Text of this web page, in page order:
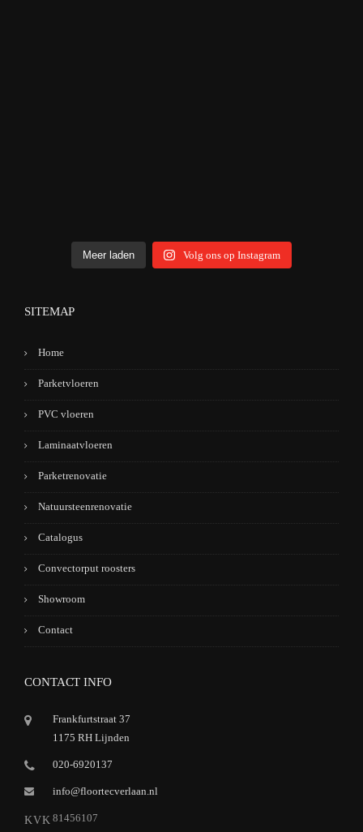
Meer laden Volg ons op Instagram
SITEMAP
Home
Parketvloeren
PVC vloeren
Laminaatvloeren
Parketrenovatie
Natuursteenrenovatie
Catalogus
Convectorput roosters
Showroom
Contact
CONTACT INFO
Frankfurtstraat 37
1175 RH Lijnden
020-6920137
info@floortecverlaan.nl
KVK 81456107